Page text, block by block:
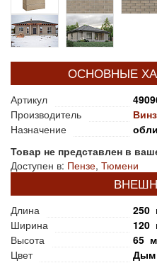
ОСНОВНЫЕ
Артикул
Производитель
Назначение
Товар не представлен в
Доступен в: Пензе, Тюмени
Длина
250
Ширина
120
Высота
65
Цвет
Дым